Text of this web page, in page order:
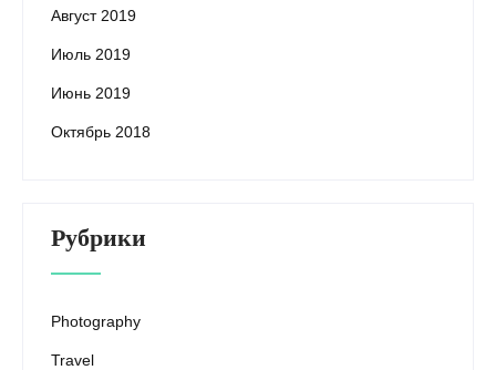
Август 2019
Июль 2019
Июнь 2019
Октябрь 2018
Рубрики
Photography
Travel